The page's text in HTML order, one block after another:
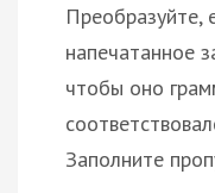
Преобразуйте,
напечатанное
чтобы оно
Заполните